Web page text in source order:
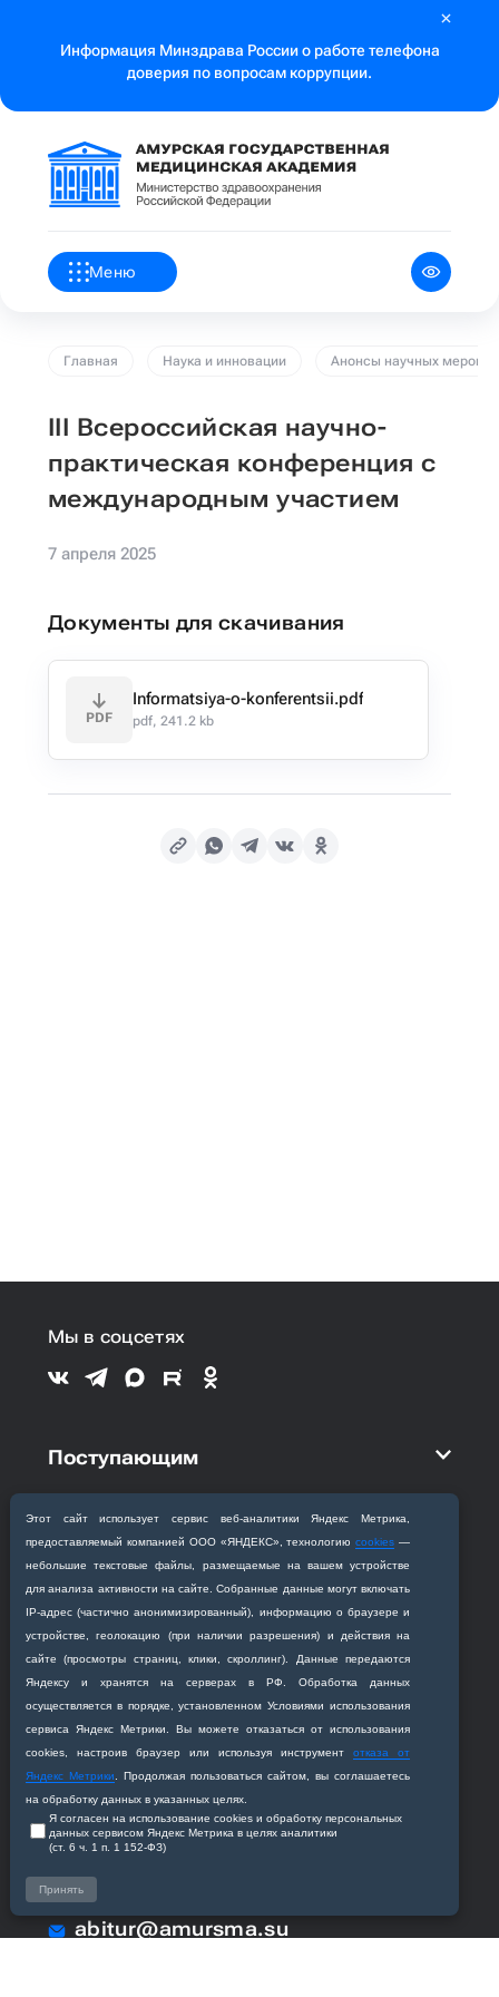
Информация Минздрава России о работе телефона
доверия по вопросам коррупции.
Меню
Главная Наука и инновации Анонсы научных
III Всероссийская научно-
практическая конференция с
международным участием
7 апреля 2025
Документы для скачивания
PDF
Informatsiya-o-konferentsii.pdf
pdf, 241.2 kb
Этот сайт использует сервис веб‑аналитики Яндекс Метрика,
предоставляемый компанией ООО «ЯНДЕКС», технологиюcookies —
небольшие текстовые файлы, размещаемые на вашем устройстве
для анализа активности на сайте. Собранные данные могут включать
IP‑адрес (частично анонимизированный), информацию о браузере и
устройстве, геолокацию (при наличии разрешения) и действия на
сайте (просмотры страниц, клики, скроллинг). Данные передаются
Яндексу и хранятся на серверах в РФ. Обработка данных
осуществляется в порядке, установленном Условиями использования
сервиса Яндекс Метрики. Вы можете отказаться от использования
cookies, настроив браузер или используя инструментотказа от
Яндекс Метрики . Продолжая пользоваться сайтом, вы соглашаетесь
на обработку данных в указанных целях.
Я согласен на использование cookies и обработку персональных
данных сервисом Яндекс Метрика в целях аналитики
(ст. 6 ч. 1 п. 1 152‑ФЗ)
Принять
Мы в соцсетях
Поступающим
Обучающимся
Сотрудникам
Академия
Кафедры
Приемная комиссия
Благовещенск, ул. Горького, 95
+7 (4162) 319‒016
abitur@amursma.su